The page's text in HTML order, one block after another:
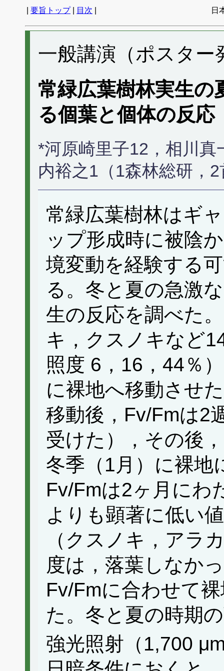
要旨トップ| 目次 日
一般講演（ポスター
常緑広葉樹林実生の
る個葉と個体の反応
*河原崎里子12，相川
内裕之1（1森林総研，
常緑広葉樹林はギ
ップ形成時に被陰
境変動を経験する
る。冬と夏の急激
生の反応を調べた
キ，クスノキなど
照度 6，16，44％
に裸地へ移動させ
移動後，Fv/Fmは2
受けた），その後
冬季（1月）に裸地
Fv/Fmは2ヶ月にわ
よりも顕著に低い
（クスノキ，アラ
度は，落葉しなか
Fv/Fmに合わせて
た。冬と夏の時期
強光照射（1,700